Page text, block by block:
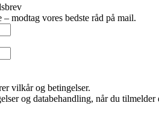
modtag vores bedste råd på mail.
vilkår og betingelser.
og databehandling, når du